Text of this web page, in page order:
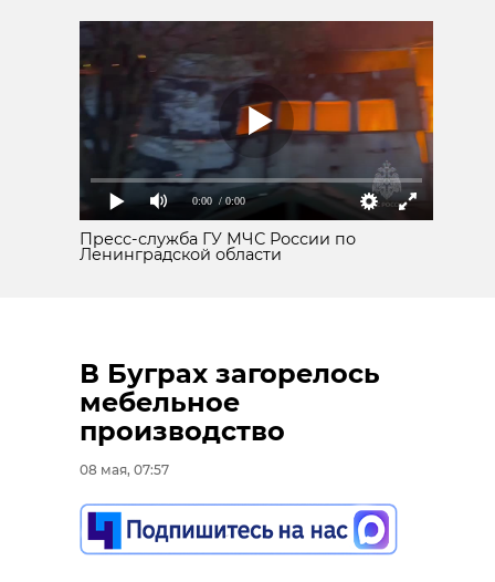
0:00 / 0:00
Пресс-служба ГУ МЧС России по
Ленинградской области
В Буграх загорелось
мебельное
производство
08 мая, 07:57
Кировский район поучаствовал в
торжественно-траурной церемонии
захоронения останков бойцов,
погибших в годы Великой
Отечественной войны. Мероприятие
проходило на мемориальном
комплексе "Синявинские высоты".